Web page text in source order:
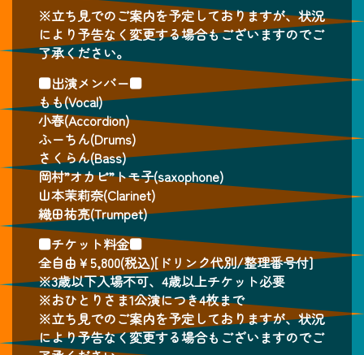
※立ち見でのご案内を予定しておりますが、状況
により予告なく変更する場合もございますのでご
了承ください。
■出演メンバー■
もも(Vocal)
小春(Accordion)
ふーちん(Drums)
さくらん(Bass)
岡村”オカピ”トモ子(saxophone)
山本茉莉奈(Clarinet)
織田祐亮(Trumpet)
■チケット料金■
全自由￥5,800(税込)[ドリンク代別/整理番号付]
※3歳以下入場不可、4歳以上チケット必要
※おひとりさま1公演につき4枚まで
※立ち見でのご案内を予定しておりますが、状況
により予告なく変更する場合もございますのでご